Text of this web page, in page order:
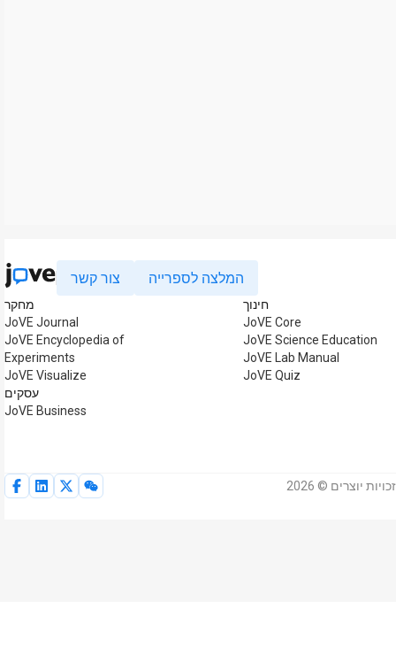
צור קשר המלצה לספרייה
מחקר
JoVE Journal
JoVE Encyclopedia of
Experiments
JoVE Visualize
עסקים
JoVE Business
חינוך
JoVE Core
JoVE Science Education
JoVE Lab Manual
JoVE Quiz